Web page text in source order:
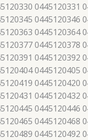
0445120492